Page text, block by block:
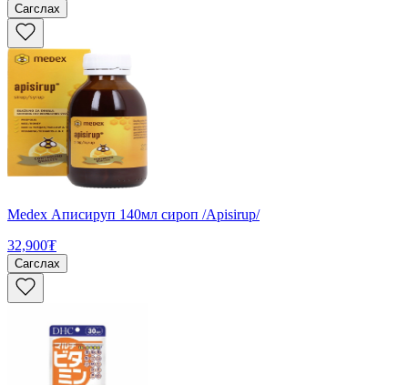
Сагслах
Medex Аписируп 140мл сироп /Apisirup/
32,900₮
Сагслах